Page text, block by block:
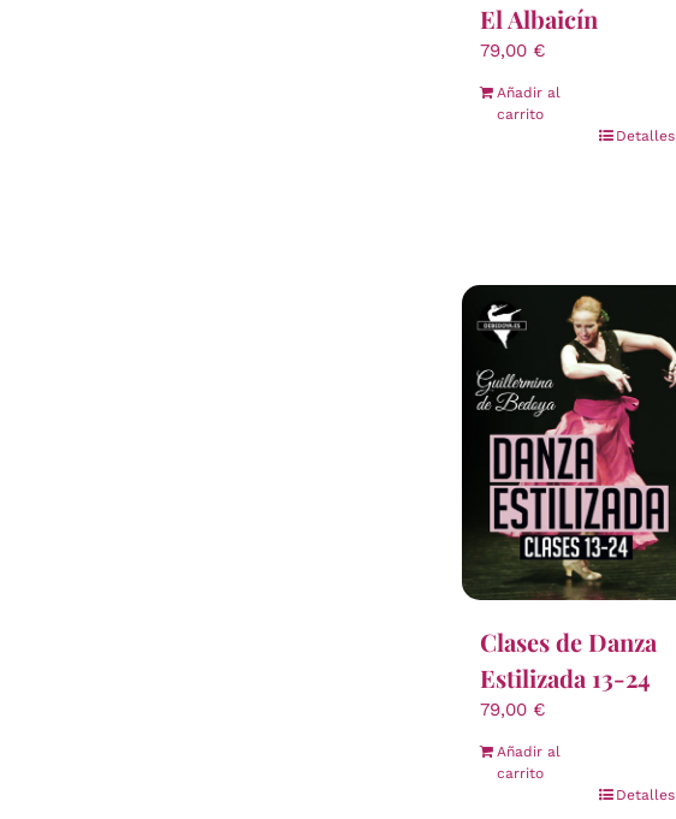
El Albaicín
79,00 €
Añadir al
carrito
Detalles
Clases de Danza
Estilizada 13-24
79,00 €
Añadir al
carrito
Detalles